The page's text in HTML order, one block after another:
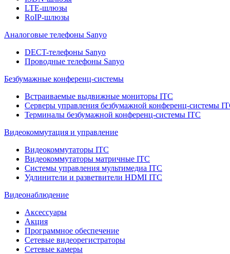
LTE-шлюзы
RoIP-шлюзы
Аналоговые телефоны Sanyo
DECT-телефоны Sanyo
Проводные телефоны Sanyo
Безбумажные конференц-системы
Встраиваемые выдвижные мониторы ITC
Серверы управления безбумажной конференц-системы
Терминалы безбумажной конференц-системы ITC
Видеокоммутация и управление
Видеокоммутаторы ITC
Видеокоммутаторы матричные ITC
Системы управления мультимедиа ITC
Удлинители и разветвители HDMI ITC
Видеонаблюдение
Аксессуары
Акция
Программное обеспечение
Сетевые видеорегистраторы
Сетевые камеры